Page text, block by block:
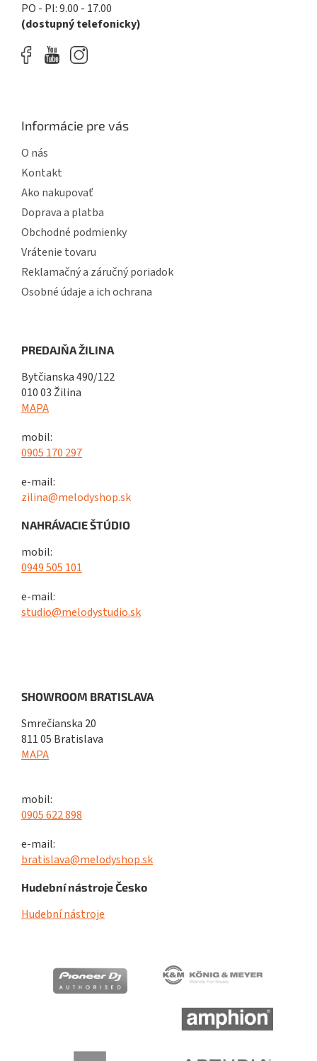
PO - PI: 9.00 - 17.00
(dostupný telefonicky)
Informácie pre vás
O nás
Kontakt
Ako nakupovať
Doprava a platba
Obchodné podmienky
Vrátenie tovaru
Reklamačný a záručný poriadok
Osobné údaje a ich ochrana
PREDAJŇA ŽILINA
Bytčianska 490/122
010 03 Žilina
MAPA
mobil:
0905 170 297
e-mail:
zilina@melodyshop.sk
NAHRÁVACIE ŠTÚDIO
mobil:
0949 505 101
e-mail:
studio@melodystudio.sk
SHOWROOM BRATISLAVA
Smrečianska 20
811 05 Bratislava
MAPA
mobil:
0905 622 898
e-mail:
bratislava@melodyshop.sk
Hudební nástroje Česko
Hudební nástroje